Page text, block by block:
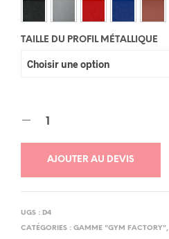
TAILLE DU PROFIL MÉTALLIQUE
AJOUTER AU DEVIS
UGS : D4
CATÉGORIES : GAMME "GYM FACTORY",